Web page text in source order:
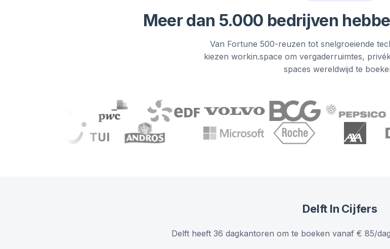
Meer dan 5.000 bedrijven
Van Fortune 500-reuzen tot snelgroeiende
kiezen workin.space om vergaderruimtes,
spaces wereldwijd te
Delft In Cijfers
Delft heeft 36 dagkantoren om te boeken vanaf € 85/